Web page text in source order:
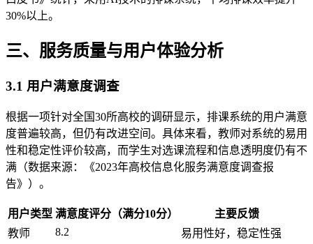
30%以上。
三、服务质量与用户体验分析
3.1 用户满意度调查
根据一项针对全国30所高校的调研显示，排课系统的用户满意
度普遍较高，但仍有改进空间。具体来看，教师对系统的易用
性和稳定性评价较高，而学生对选课流程和信息透明度仍有不
满（数据来源：《2023年高校信息化服务满意度调查报
告》）。
用户类型 满意度评分（满分10分）
主要反馈
教师
8.2
易用性好，稳定性强